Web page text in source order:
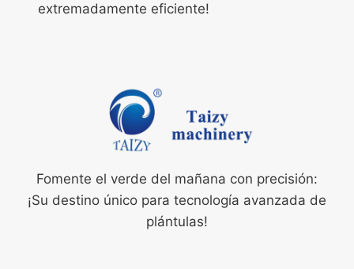
extremadamente eficiente!
Fomente el verde del mañana con precisión:
¡Su destino único para tecnología avanzada de
plántulas!